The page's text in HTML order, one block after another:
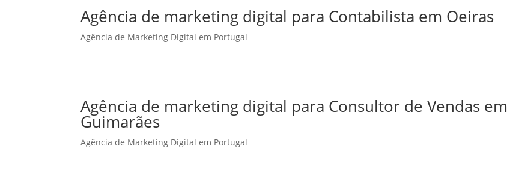
Agência de marketing digital para Contabilista em Oeiras
Agência de Marketing Digital em Portugal
Agência de marketing digital para Consultor de Vendas em
Guimarães
Agência de Marketing Digital em Portugal